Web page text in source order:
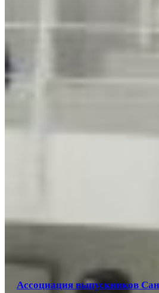
Ассоциация выпускников